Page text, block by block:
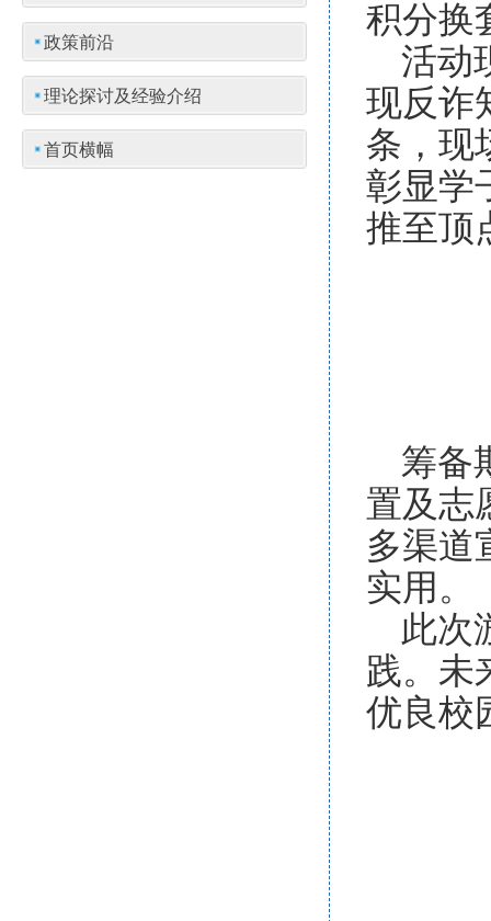
政策前沿
理论探讨及经验介绍
首页横幅
积分换
活动
现反诈
条，现
彰显学
推至顶
筹备
置及志
多渠道
实用。
此次
践。未
优良校